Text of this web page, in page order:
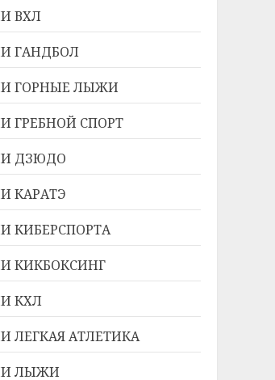
ВХЛ
ГАНДБОЛ
ГОРНЫЕ ЛЫЖИ
ГРЕБНОЙ СПОРТ
ДЗЮДО
КАРАТЭ
КИБЕРСПОРТА
КИКБОКСИНГ
КХЛ
ЛЕГКАЯ АТЛЕТИКА
ЛЫЖИ